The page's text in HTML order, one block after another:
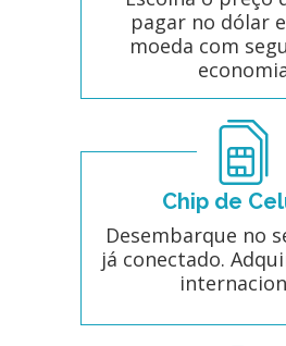
pagar no dólar
moeda com
Chip de
Desembarque no
já conectado.